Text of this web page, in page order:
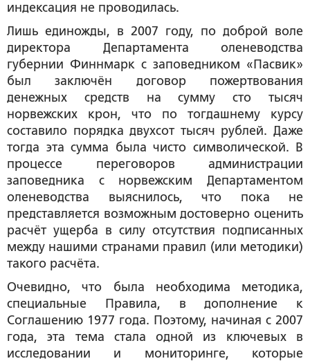
индексация не проводилась.
Лишь единожды, в 2007 году, по доброй воле
директора Департамента оленеводства
губернии Финнмарк с заповедником «Пасвик»
был заключён договор пожертвования
денежных средств на сумму сто тысяч
норвежских крон, что по тогдашнему курсу
составило порядка двухсот тысяч рублей. Даже
тогда эта сумма была чисто символической. В
процессе переговоров администрации
заповедника с норвежским Департаментом
оленеводства выяснилось, что пока не
представляется возможным достоверно оценить
расчёт ущерба в силу отсутствия подписанных
между нашими странами правил (или методики)
такого расчёта.
Очевидно, что была необходима методика,
специальные Правила, в дополнение к
Соглашению 1977 года. Поэтому, начиная с 2007
года, эта тема стала одной из ключевых в
исследовании и мониторинге, которые